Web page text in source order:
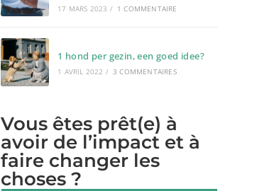
17 MARS 2023 / 1 COMMENTAIRE
1 hond per gezin, een goed idee?
1 AVRIL 2022 / 3 COMMENTAIRES
Vous êtes prêt(e) à
avoir de l’impact et à
faire changer les
choses ?